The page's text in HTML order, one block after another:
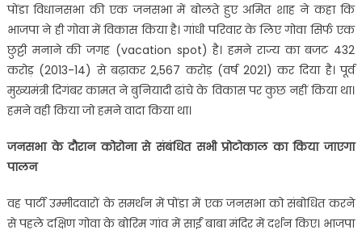
पोंडा विधानसभा की एक जनसभा में बोलते हुए अमित शाह ने कहा कि
भाजपा ने ही गोवा में विकास किया है। गांधी परिवार के लिए गोवा सिर्फ एक
छुट्टी मनाने की जगह (vacation spot) है। हमने राज्य का बजट 432
करोड़ (2013-14) से बढ़ाकर 2,567 करोड़ (वर्ष 2021) कर दिया है। पूर्व
मुख्यमंत्री दिगंबर कामत ने बुनियादी ढांचे के विकास पर कुछ नहीं किया था।
हमने वही किया जो हमने वादा किया था।
जनसभा के दौरान कोरोना से संबंधित सभी प्रोटोकाल का किया जाएगा
पालन
वह पार्टी उम्मीदवारों के समर्थन में पोंडा में एक जनसभा को संबोधित करने
से पहले दक्षिण गोवा के बोरिम गांव में साईं बाबा मंदिर में दर्शन किए। भाजपा